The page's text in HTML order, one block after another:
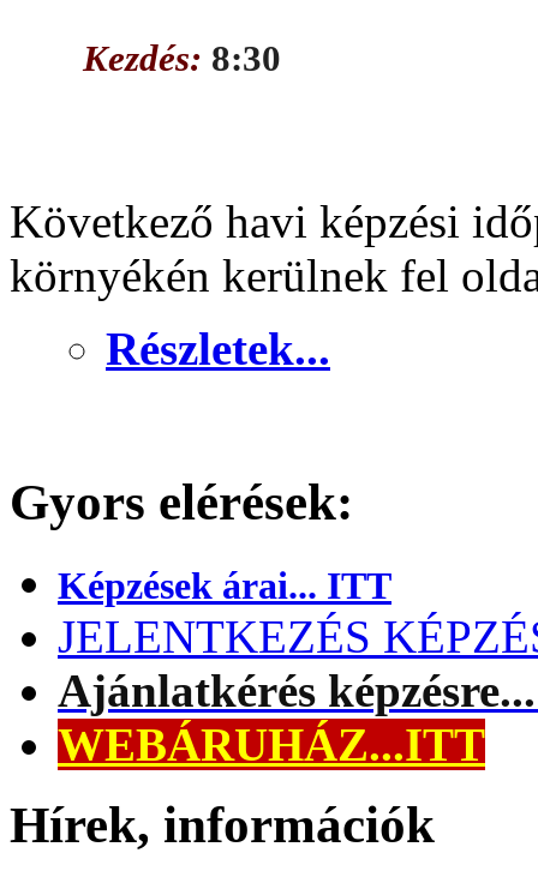
Kezdés: 8:30
Következő havi képzési
környékén kerülnek fel
Részletek...
Gyors elérések:
Képzések árai... ITT
JELENTKEZÉS
Ajánlatkérés
WEBÁRUHÁZ...ITT
Hírek, információk